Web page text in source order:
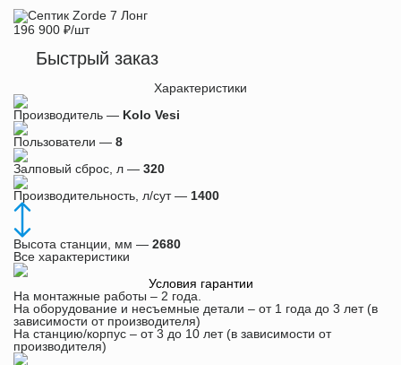
196 900 ₽/шт
Быстрый заказ
Характеристики
Производитель — Kolo Vesi
Пользователи — 8
Залповый сброс, л — 320
Производительность, л/сут — 1400
Высота станции, мм — 2680
Все характеристики
Условия гарантии
На монтажные работы – 2 года.
На оборудование и несъемные детали – от 1 года до 3 лет (в
зависимости от производителя)
На станцию/корпус – от 3 до 10 лет (в зависимости от
производителя)